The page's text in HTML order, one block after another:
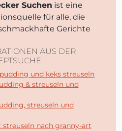
Suchen ist eine
für alle, die
Gerichte
AUS DER
und keks streuseln
& streuseln und
streuseln und
nach granny-art